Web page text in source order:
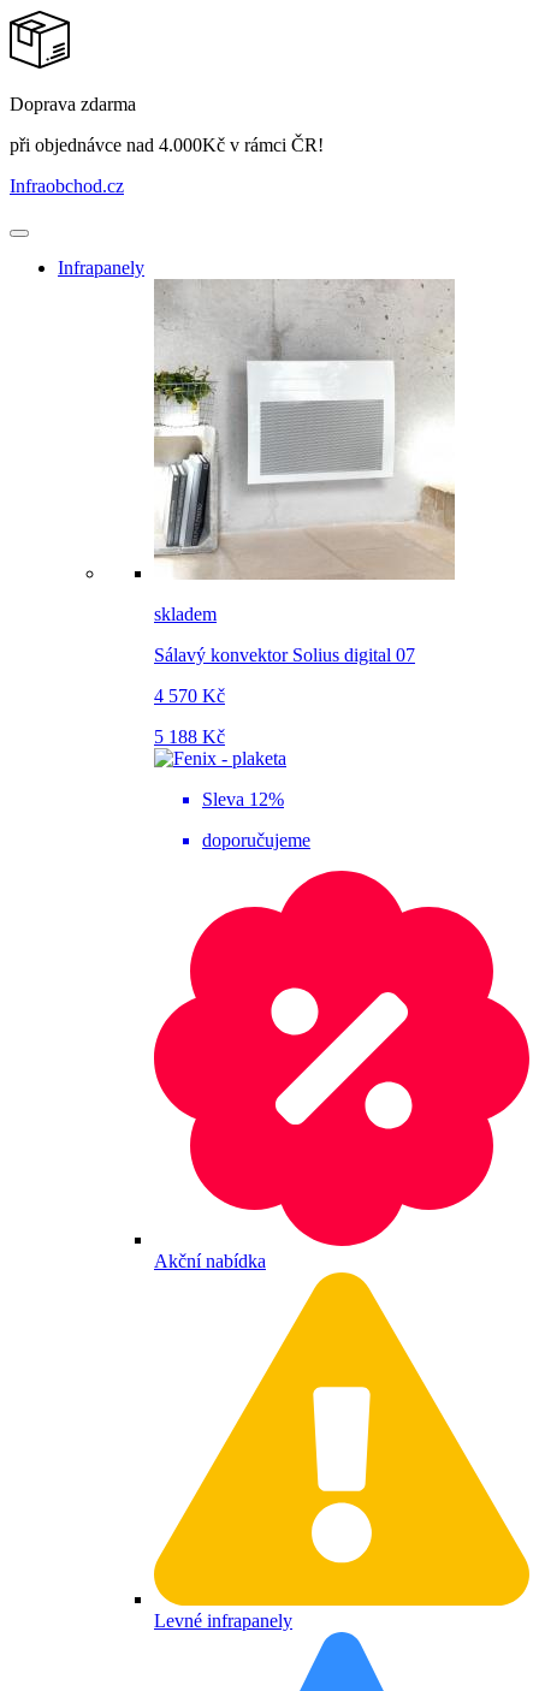
Doprava zdarma
při objednávce nad 4.000Kč v rámci ČR!
Infraobchod.cz
Infrapanely
skladem
Sálavý konvektor Solius digital 07
4 570 Kč
5 188 Kč
Sleva 12%
doporučujeme
Akční nabídka
Levné infrapanely